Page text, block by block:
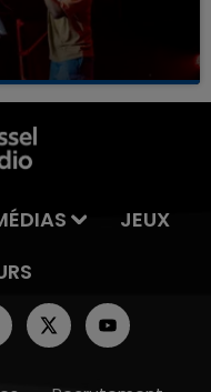
JEUX